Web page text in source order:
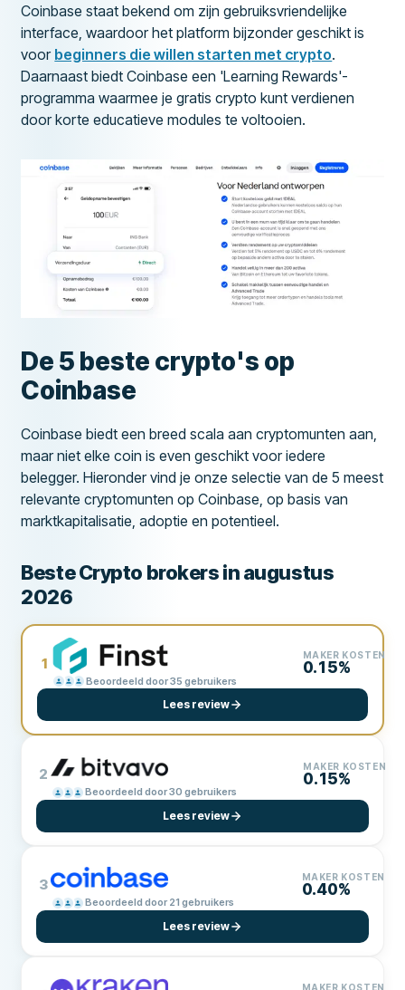
Coinbase staat bekend om zijn gebruiksvriendelijke
interface, waardoor het platform bijzonder geschikt is
voor beginners die willen starten met crypto.
Daarnaast biedt Coinbase een 'Learning Rewards'-
programma waarmee je gratis crypto kunt verdienen
door korte educatieve modules te voltooien.
De 5 beste crypto's op
Coinbase
Coinbase biedt een breed scala aan cryptomunten aan,
maar niet elke coin is even geschikt voor iedere
belegger. Hieronder vind je onze selectie van de 5 meest
relevante cryptomunten op Coinbase, op basis van
marktkapitalisatie, adoptie en potentieel.
Beste Crypto brokers in augustus
2026
1
Beoordeeld door 35 gebruikers
MAKER KOSTEN
0.15%
Lees review
2
Beoordeeld door 30 gebruikers
MAKER KOSTEN
0.15%
Lees review
3
Beoordeeld door 21 gebruikers
MAKER KOSTEN
0.40%
Lees review
MAKER KOSTEN